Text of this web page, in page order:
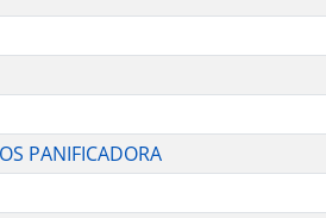
PANIFICADORA